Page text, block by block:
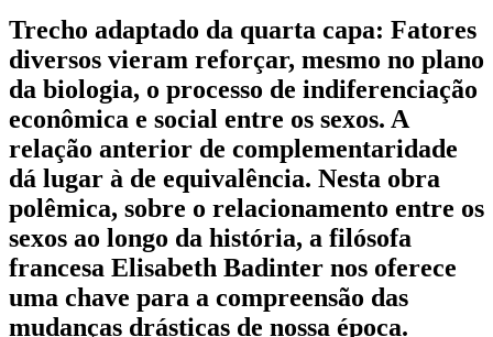
Trecho adaptado da quarta capa: Fatores
diversos vieram reforçar, mesmo no plano
da biologia, o processo de indiferenciação
econômica e social entre os sexos. A
relação anterior de complementaridade
dá lugar à de equivalência. Nesta obra
polêmica, sobre o relacionamento entre os
sexos ao longo da história, a filósofa
francesa Elisabeth Badinter nos oferece
uma chave para a compreensão das
mudanças drásticas de nossa época.